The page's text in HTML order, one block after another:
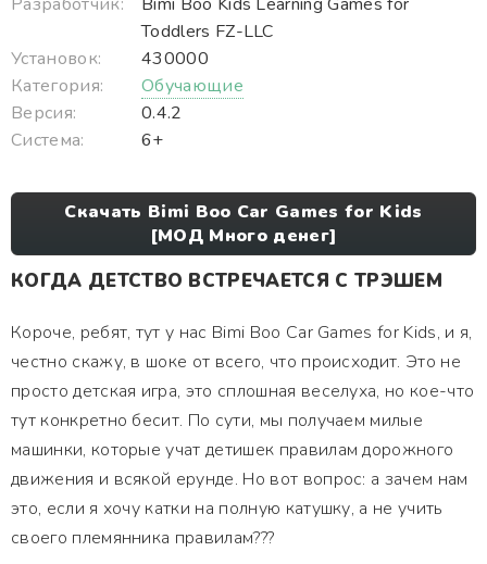
Toddlers FZ-LLC
Установок:
430000
Категория:
Обучающие
Версия:
0.4.2
Система:
6+
Скачать Bimi Boo Car Games for Kids
[МОД Много денег]
КОГДА ДЕТСТВО ВСТРЕЧАЕТСЯ С ТРЭШЕМ
Короче, ребят, тут у нас Bimi Boo Car Games for Kids, и я,
честно скажу, в шоке от всего, что происходит. Это не
просто детская игра, это сплошная веселуха, но кое-что
тут конкретно бесит. По сути, мы получаем милые
машинки, которые учат детишек правилам дорожного
движения и всякой ерунде. Но вот вопрос: а зачем нам
это, если я хочу катки на полную катушку, а не учить
своего племянника правилам???